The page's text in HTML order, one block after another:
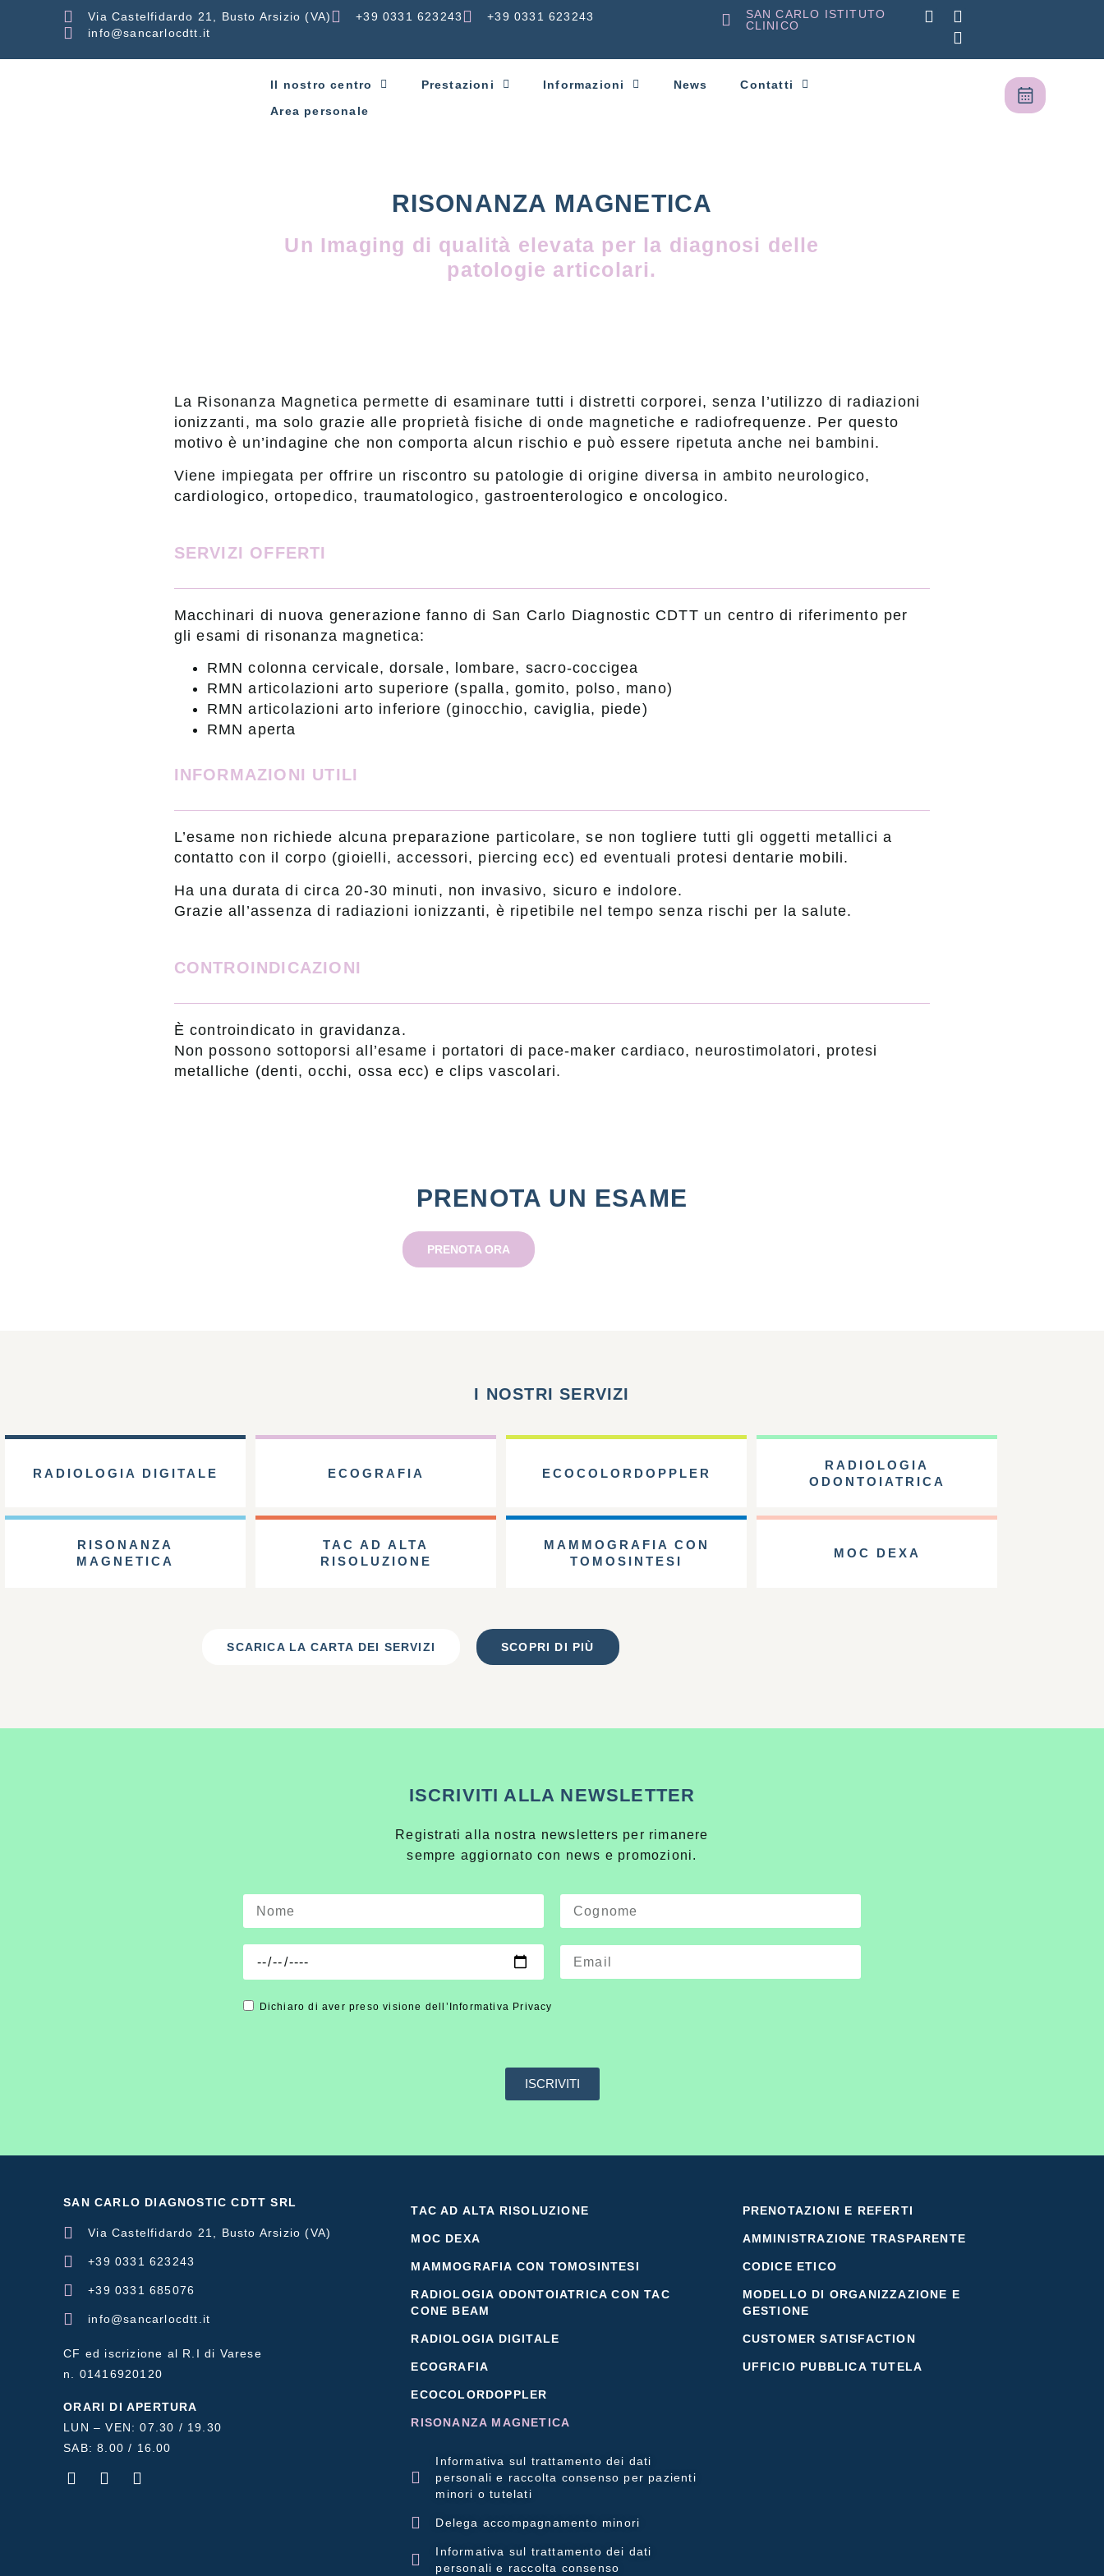
Via Castelfidardo 21, Busto Arsizio (VA) +39 0331 623243
+39 0331 623243
info@sancarlocdtt.it
SAN CARLO ISTITUTO
CLINICO
Il nostro centro Prestazioni Informazioni News
Contatti
Area personale
RISONANZA MAGNETICA
Un Imaging di qualità elevata per la diagnosi delle
patologie articolari.
La Risonanza Magnetica permette di esaminare tutti i distretti corporei, senza l’utilizzo di radiazioni
ionizzanti, ma solo grazie alle proprietà fisiche di onde magnetiche e radiofrequenze. Per questo
motivo è un’indagine che non comporta alcun rischio e può essere ripetuta anche nei bambini.
Viene impiegata per offrire un riscontro su patologie di origine diversa in ambito neurologico,
cardiologico, ortopedico, traumatologico, gastroenterologico e oncologico.
SERVIZI OFFERTI
Macchinari di nuova generazione fanno di San Carlo Diagnostic CDTT un centro di riferimento per
gli esami di risonanza magnetica:
RMN colonna cervicale, dorsale, lombare, sacro-coccigea
RMN articolazioni arto superiore (spalla, gomito, polso, mano)
RMN articolazioni arto inferiore (ginocchio, caviglia, piede)
RMN aperta
INFORMAZIONI UTILI
L’esame non richiede alcuna preparazione particolare, se non togliere tutti gli oggetti metallici a
contatto con il corpo (gioielli, accessori, piercing ecc) ed eventuali protesi dentarie mobili.
Ha una durata di circa 20-30 minuti, non invasivo, sicuro e indolore.
Grazie all’assenza di radiazioni ionizzanti, è ripetibile nel tempo senza rischi per la salute.
CONTROINDICAZIONI
È controindicato in gravidanza.
Non possono sottoporsi all’esame i portatori di pace-maker cardiaco, neurostimolatori, protesi
metalliche (denti, occhi, ossa ecc) e clips vascolari.
PRENOTA UN ESAME
PRENOTA ORA
I NOSTRI SERVIZI
RADIOLOGIA DIGITALE ECOGRAFIA ECOCOLORDOPPLER
RADIOLOGIA
ODONTOIATRICA
RISONANZA
MAGNETICA
TAC AD ALTA
RISOLUZIONE
MAMMOGRAFIA CON
TOMOSINTESI
MOC DEXA
SCARICA LA CARTA DEI SERVIZI SCOPRI DI PIÙ
ISCRIVITI ALLA NEWSLETTER
Registrati alla nostra newsletters per rimanere
sempre aggiornato con news e promozioni.
Dichiaro di aver preso visione dell’Informativa Privacy
ISCRIVITI
SAN CARLO DIAGNOSTIC CDTT SRL
Via Castelfidardo 21, Busto Arsizio (VA)
+39 0331 623243
+39 0331 685076
info@sancarlocdtt.it
CF ed iscrizione al R.I di Varese
n. 01416920120
ORARI DI APERTURA
LUN – VEN: 07.30 / 19.30
SAB: 8.00 / 16.00
TAC AD ALTA RISOLUZIONE
MOC DEXA
MAMMOGRAFIA CON TOMOSINTESI
RADIOLOGIA ODONTOIATRICA CON TAC
CONE BEAM
RADIOLOGIA DIGITALE
ECOGRAFIA
ECOCOLORDOPPLER
RISONANZA MAGNETICA
Informativa sul trattamento dei dati
personali e raccolta consenso per pazienti
minori o tutelati
Delega accompagnamento minori
Informativa sul trattamento dei dati
personali e raccolta consenso
PRENOTAZIONI E REFERTI
AMMINISTRAZIONE TRASPARENTE
CODICE ETICO
MODELLO DI ORGANIZZAZIONE E
GESTIONE
CUSTOMER SATISFACTION
UFFICIO PUBBLICA TUTELA